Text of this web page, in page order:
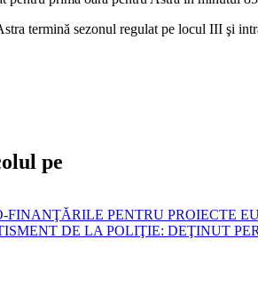
termină sezonul regulat pe locul III şi
pe
FINANŢĂRILE PENTRU PROIECTE
DE LA POLIŢIE: DEŢINUT